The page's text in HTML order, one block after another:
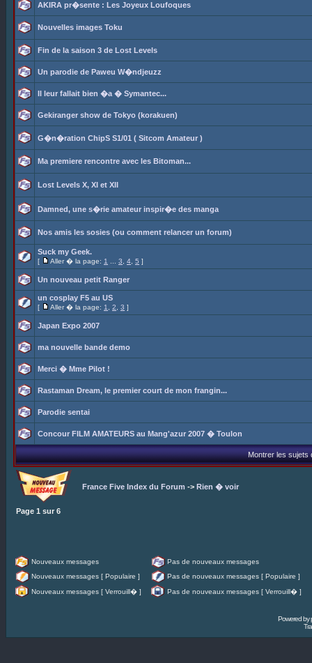
AKIRA pr�sente : Les Joyeux Loufoques
Nouvelles images Toku
Fin de la saison 3 de Lost Levels
Un parodie de Paweu W�ndjeuzz
Il leur fallait bien �a � Symantec...
Gekiranger show de Tokyo (korakuen)
G�n�ration ChipS S1/01 ( Sitcom Amateur )
Ma premiere rencontre avec les Bitoman...
Lost Levels X, XI et XII
Damned, une s�rie amateur inspir�e des manga
Nos amis les sosies (ou comment relancer un forum)
Suck my Geek.
[ Aller � la page: 1 3 4 5 ]
Un nouveau petit Ranger
un cosplay F5 au US
[ Aller � la page: 1 2 3 ]
Japan Expo 2007
ma nouvelle bande demo
Merci � Mme Pilot !
Rastaman Dream, le premier court de mon frangin...
Parodie sentai
Concour FILM AMATEURS au Mang'azur 2007 � Toulon
Montrer les sujets
France Five Index du Forum -> Rien � voir
Page 1 sur 6
Nouveaux messages
Pas de nouveaux messages
Nouveaux messages [ Populaire ]
Pas de nouveaux messages [ Populaire ]
Nouveaux messages [ Verrouill� ]
Pas de nouveaux messages [ Verrouill� ]
Powered by